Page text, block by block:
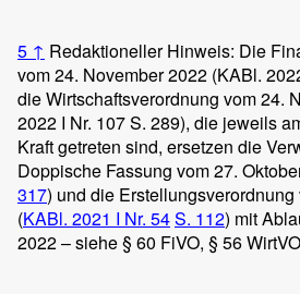
5 ↑ Redaktioneller Hinweis: Die
vom 24. November 2022 (KABl.
die Wirtschaftsverordnung vom 24.
2022 I Nr. 107 S. 289), die jeweils
Kraft getreten sind, ersetzen die
Doppische Fassung vom 27.
317) und die Erstellungsverordnung
(KABl. 2021 I Nr. 54S. 112) mit
2022 – siehe § 60 FiVO, § 56